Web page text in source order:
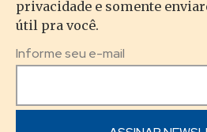
privacidade e somente
útil pra você.
Informe seu e-mail